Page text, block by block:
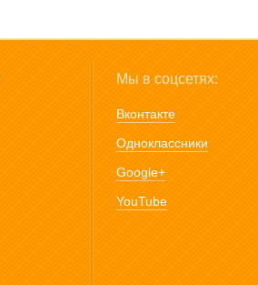
Мы в соцсетях:
Вконтакте
Одноклассники
Google+
YouTube